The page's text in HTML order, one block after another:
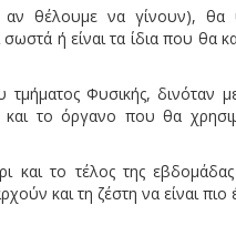
θέλουμε να γίνουν),
ή είναι τα ίδια που θα
τμήματος Φυσικής, δινόταν
το όργανο που θα
το τέλος της εβδομάδας
και τη ζέστη να είναι πιο